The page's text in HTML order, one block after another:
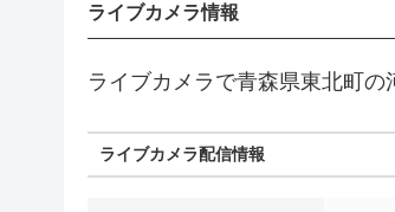
ライブカメラ情報
ライブカメラで青森県東北町の
ライブカメラ配信情報